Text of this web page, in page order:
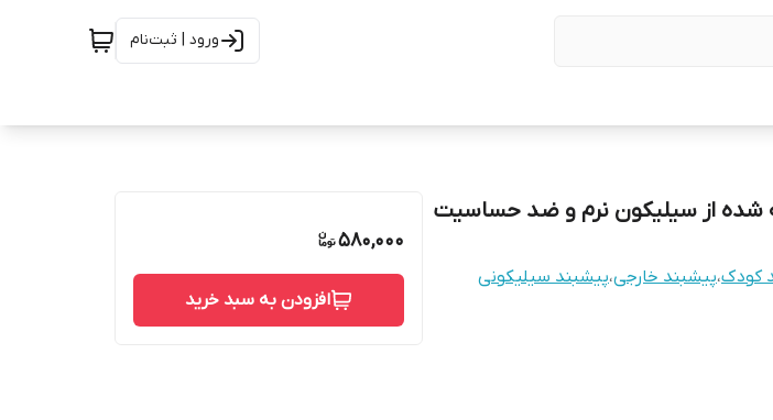
ورود | ثبت‌نام
شده از سیلیکون نرم و ضد حساسیت
کودک،پیشبند خارجی،پیشبند سیلیکونی
580,000
افزودن به سبد خرید